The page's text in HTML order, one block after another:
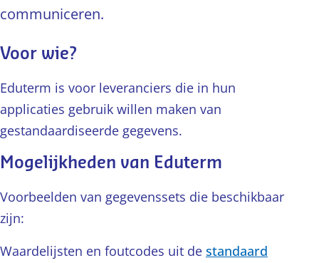
communiceren.
Voor wie?
Eduterm is voor leveranciers die in hun
applicaties gebruik willen maken van
gestandaardiseerde gegevens.
Mogelijkheden van Eduterm
Voorbeelden van gegevenssets die beschikbaar
zijn:
Waardelijsten en foutcodes uit de standaard